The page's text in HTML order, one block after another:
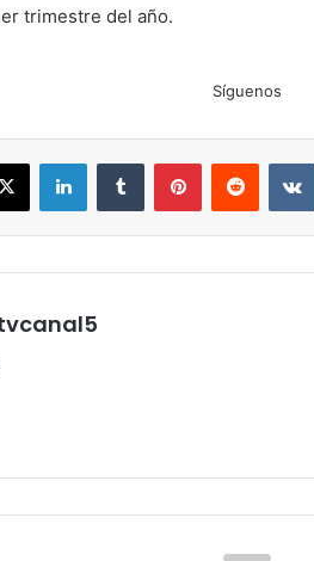
trimestre del año.
Síguenos
X LinkedInTumblr PinterestReddit